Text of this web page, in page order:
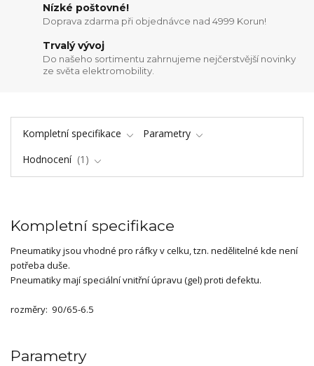
Nízké poštovné!
Doprava zdarma při objednávce nad 4999 Korun!
Trvalý vývoj
Do našeho sortimentu zahrnujeme nejčerstvější novinky
ze světa elektromobility.
Kompletní specifikace
Parametry
Hodnocení
1
Kompletní specifikace
Pneumatiky jsou vhodné pro ráfky v celku, tzn. nedělitelné kde není
potřeba duše.
Pneumatiky mají speciální vnitřní úpravu (gel) proti defektu.
rozměry: 90/65-6.5
Parametry